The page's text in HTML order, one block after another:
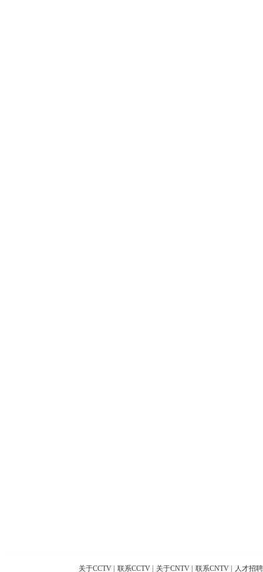
关于CCTV 联系CCTV 关于CNTV 联系CNTV 人才招聘